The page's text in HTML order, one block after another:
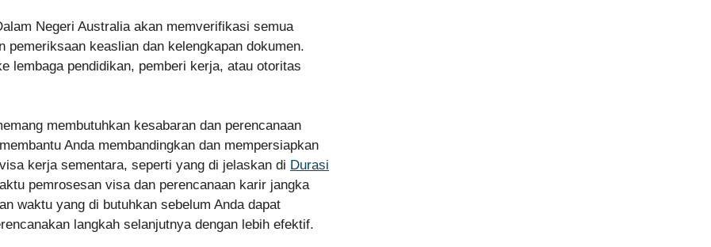
Negeri Australia akan memverifikasi semua
keaslian dan kelengkapan dokumen.
lembaga pendidikan, pemberi kerja, atau otoritas
membutuhkan kesabaran dan perencanaan
Anda membandingkan dan mempersiapkan
kerja sementara, seperti yang di jelaskan di Durasi
pemrosesan visa dan perencanaan karir jangka
waktu yang di butuhkan sebelum Anda dapat
langkah selanjutnya dengan lebih efektif.